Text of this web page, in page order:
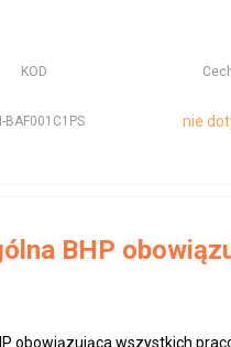
KOD
BAF001C1PS nie
BHP
obowiązująca wszystkich